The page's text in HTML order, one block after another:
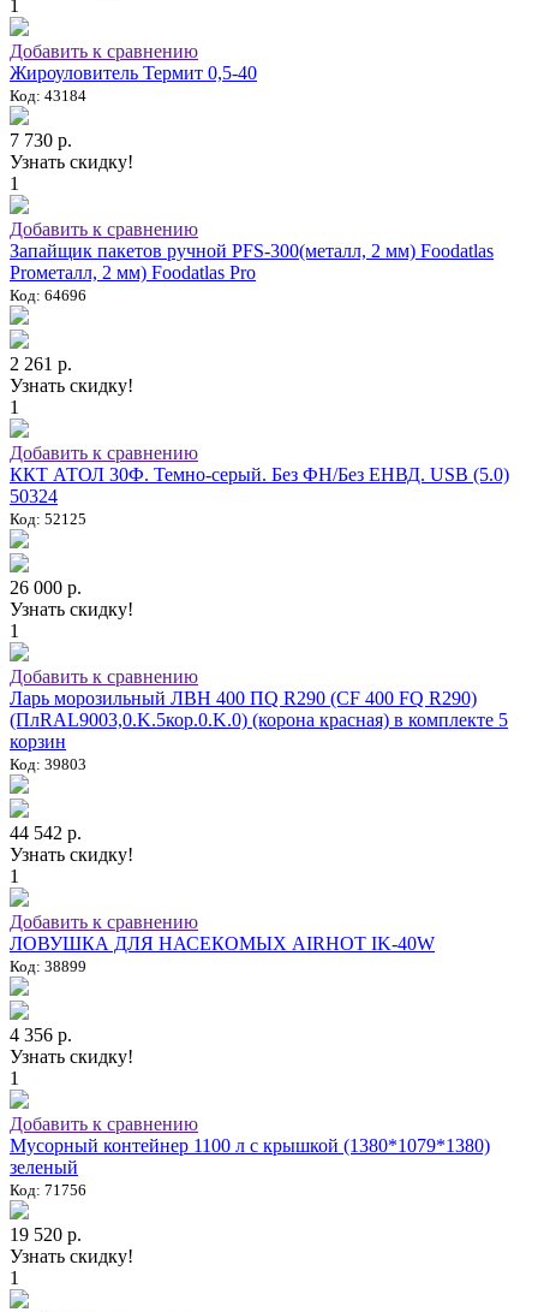
1
Добавить к сравнению
Жироуловитель Термит 0,5-40
Код: 43184
7 730 р.
Узнать скидку!
1
Добавить к сравнению
Запайщик пакетов ручной PFS-300(металл, 2 мм) Foodatlas
Proметалл, 2 мм) Foodatlas Pro
Код: 64696
2 261 р.
Узнать скидку!
1
Добавить к сравнению
ККТ АТОЛ 30Ф. Темно-серый. Без ФН/Без ЕНВД. USB (5.0)
50324
Код: 52125
26 000 р.
Узнать скидку!
1
Добавить к сравнению
Ларь морозильный ЛВН 400 ПQ R290 (СF 400 FQ R290)
(ПлRAL9003,0.K.5кор.0.K.0) (корона красная) в комплекте 5
корзин
Код: 39803
44 542 р.
Узнать скидку!
1
Добавить к сравнению
ЛОВУШКА ДЛЯ НАСЕКОМЫХ AIRHOT IK-40W
Код: 38899
4 356 р.
Узнать скидку!
1
Добавить к сравнению
Мусорный контейнер 1100 л с крышкой (1380*1079*1380)
зеленый
Код: 71756
19 520 р.
Узнать скидку!
1